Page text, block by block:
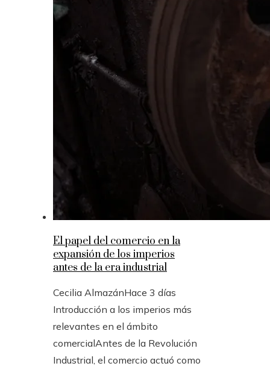
El papel del comercio en la
expansión de los imperios
antes de la era industrial
Cecilia AlmazánHace 3 días
Introducción a los imperios más
relevantes en el ámbito
comercialAntes de la Revolución
Industrial, el comercio actuó como